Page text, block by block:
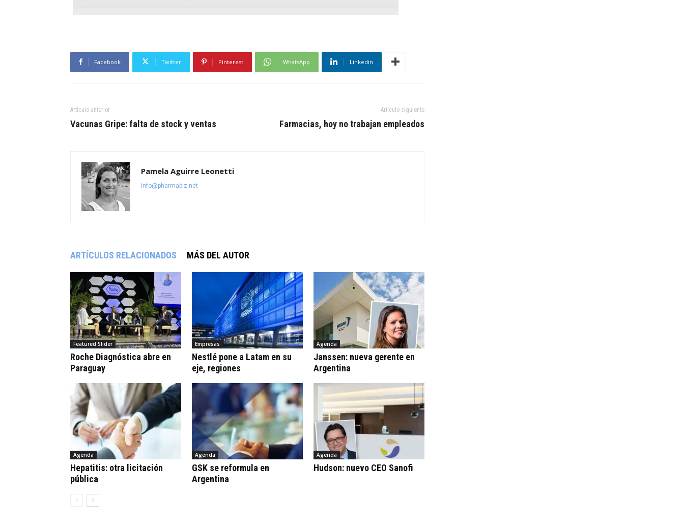
Facebook Twitter Pinterest WhatsApp Linkedin
Artículo anterior
Vacunas Gripe: falta de stock y ventas
Artículo siguiente
Farmacias, hoy no trabajan empleados
Pamela Aguirre Leonetti
info@pharmabiz.net
ARTÍCULOS RELACIONADOS MÁS DEL AUTOR
Featured Slider
Roche Diagnóstica abre en
Paraguay
Empresas
Nestlé pone a Latam en su
eje, regiones
Agenda
Janssen: nueva gerente en
Argentina
Agenda
Hepatitis: otra licitación
pública
Agenda
GSK se reformula en
Argentina
Agenda
Hudson: nuevo CEO Sanofi